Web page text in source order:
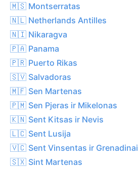
🇲🇸 Montserratas
🇳🇱 Netherlands Antilles
🇳🇮 Nikaragva
🇵🇦 Panama
🇵🇷 Puerto Rikas
🇸🇻 Salvadoras
🇲🇫 Sen Martenas
🇵🇲 Sen Pjeras ir Mikelonas
🇰🇳 Sent Kitsas ir Nevis
🇱🇨 Sent Lusija
🇻🇨 Sent Vinsentas ir Grenadinai
🇸🇽 Sint Martenas